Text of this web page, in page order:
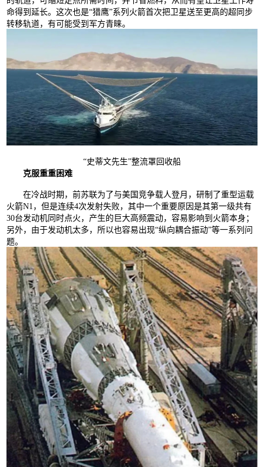
命得到延长。这次也是“猎鹰”系列火箭首次把卫星送至更高的超同步
转移轨道，有可能受到军方青睐。
“史蒂文先生”整流罩回收船
克服重重困难
在冷战时期，前苏联为了与美国竞争载人登月，研制了重型运载
火箭N1，但是连续4次发射失败，其中一个重要原因是其第一级共有
30台发动机同时点火，产生的巨大高频震动，容易影响到火箭本身；
另外，由于发动机太多，所以也容易出现“纵向耦合振动”等一系列问
题。